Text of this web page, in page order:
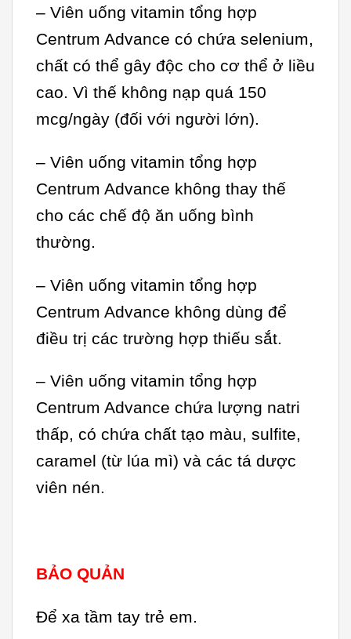
– Viên uống vitamin tổng hợp
Centrum Advance có chứa selenium,
chất có thể gây độc cho cơ thể ở liều
cao. Vì thế không nạp quá 150
mcg/ngày (đối với người lớn).
– Viên uống vitamin tổng hợp
Centrum Advance không thay thế
cho các chế độ ăn uống bình
thường.
– Viên uống vitamin tổng hợp
Centrum Advance không dùng để
điều trị các trường hợp thiếu sắt.
– Viên uống vitamin tổng hợp
Centrum Advance chứa lượng natri
thấp, có chứa chất tạo màu, sulfite,
caramel (từ lúa mì) và các tá dược
viên nén.
BẢO QUẢN
Để xa tầm tay trẻ em.